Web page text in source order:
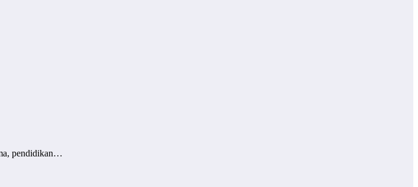
pendidikan…